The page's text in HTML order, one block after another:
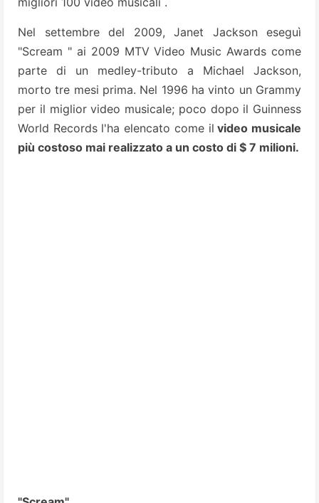
Nel settembre del 2009, Janet Jackson eseguì
"Scream " ai 2009 MTV Video Music Awards come
parte di un medley-tributo a Michael Jackson,
morto tre mesi prima. Nel 1996 ha vinto un Grammy
per il miglior video musicale; poco dopo il Guinness
World Records l'ha elencato come il video musicale
più costoso mai realizzato a un costo di $ 7 milioni.